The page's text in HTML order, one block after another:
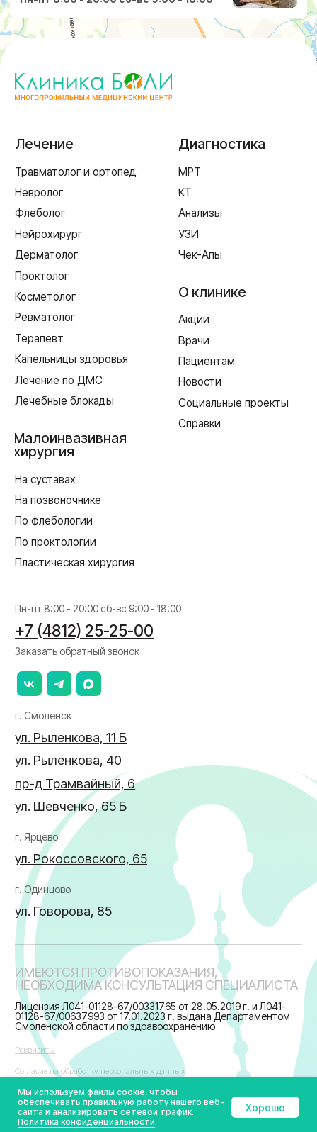
+7 (4812) 25-25-00
г. Смоленск
ул. Рыленкова, 11 Б
ул. Рокоссовского, 65
г. Одинцово
ул. Говорова, 85
ул. Рыленкова, 40
ул. Шевченко, 65 Б
ИМЕЮТСЯ ПРОТИВОПОКАЗАНИЯ,
Лицензия Л041-01128-67/00331765 от 28.05.2019 г. и Л041-
Создание сайта
Согласие на обработку персональных данных
Реквизиты
хирургия
На суставах
По проктологии
Пластическая хирургия
Мы используем файлы cookie, чтобы
обеспечивать правильную работу нашего веб-
сайта и анализировать сетевой трафик.
Политика конфиденциальности
Хорошо